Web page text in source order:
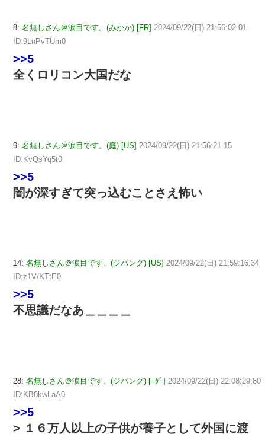
8: 名無しさん＠涙目です。(みかか) [FR] 2024/09/22(日) 21:56:02.01
ID:9LnPvTUm0
>>5
全くロリコン大国だな
9: 名無しさん＠涙目です。(庭) [US] 2024/09/22(日) 21:56:21.15
ID:KvQsYq5t0
>>5
闇が深すぎて突っ込むことさえ怖い
14: 名無しさん＠涙目です。(ジパング) [US] 2024/09/22(日) 21:59:16.34
ID:z1V/KTtE0
>>5
不思議だなあ＿＿＿＿
28: 名無しさん＠涙目です。(ジパング) [ﾆﾀﾞ] 2024/09/22(日) 22:08:29.80
ID:KB8kwLaA0
>>5
> １６万人以上の子供が養子として外国に渡